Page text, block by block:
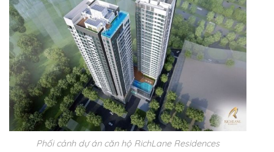
Phối cảnh dự án căn hộ RichLane Residences